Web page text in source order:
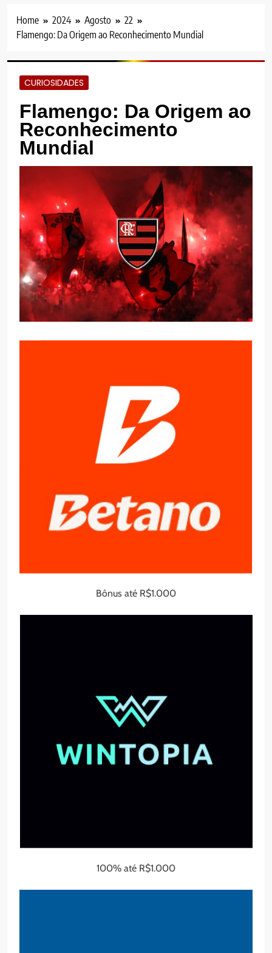
Home 2024 Agosto
22
Flamengo: Da Origem ao Reconhecimento Mundial
CURIOSIDADES
Flamengo: Da Origem ao
Reconhecimento
Mundial
Bônus até R$1.000
100% até R$1.000